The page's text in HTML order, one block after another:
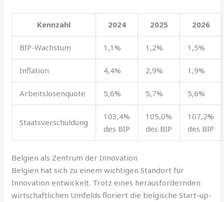
Kennzahl 2024 2025 2026
BIP-Wachstum 1,1% 1,2% 1,5%
Inflation 4,4% 2,9% 1,9%
Arbeitslosenquote 5,6% 5,7% 5,6%
Staatsverschuldung
103,4%
des BIP
105,0%
des BIP
107,2%
des BIP
Belgien als Zentrum der Innovation
Belgien hat sich zu einem wichtigen Standort für
Innovation entwickelt. Trotz eines herausfordernden
wirtschaftlichen Umfelds floriert die belgische Start-up-